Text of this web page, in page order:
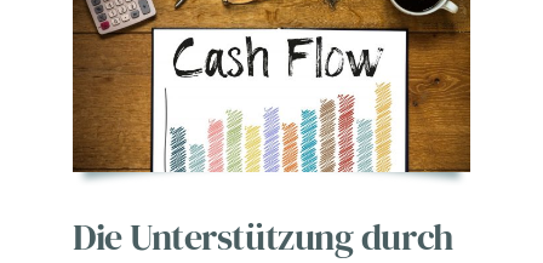
Die Unterstützung durch